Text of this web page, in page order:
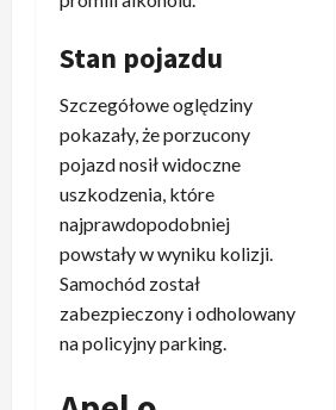
Stan pojazdu
Szczegółowe oględziny
pokazały, że porzucony
pojazd nosił widoczne
uszkodzenia, które
najprawdopodobniej
powstały w wyniku kolizji.
Samochód został
zabezpieczony i odholowany
na policyjny parking.